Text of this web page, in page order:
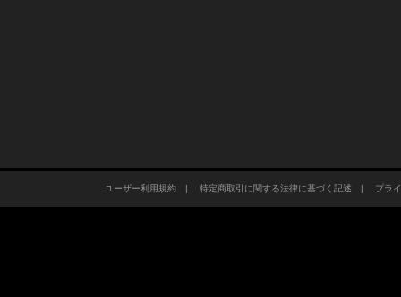
ユーザー利用規約| 特定商取引に関する法律に基づく記述 | プラ